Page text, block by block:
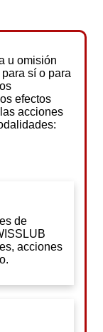
u omisión
sí o para
efectos
acciones
de
acciones